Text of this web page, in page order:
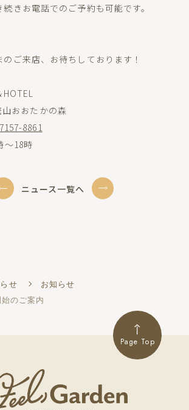
きお電話でのご予約も可能です。
ご来店、お待ちしております！
HOTEL
おおたかの森
8861
～18時
ニュース一覧へ
せ
お知らせ
のご案内
Page Top